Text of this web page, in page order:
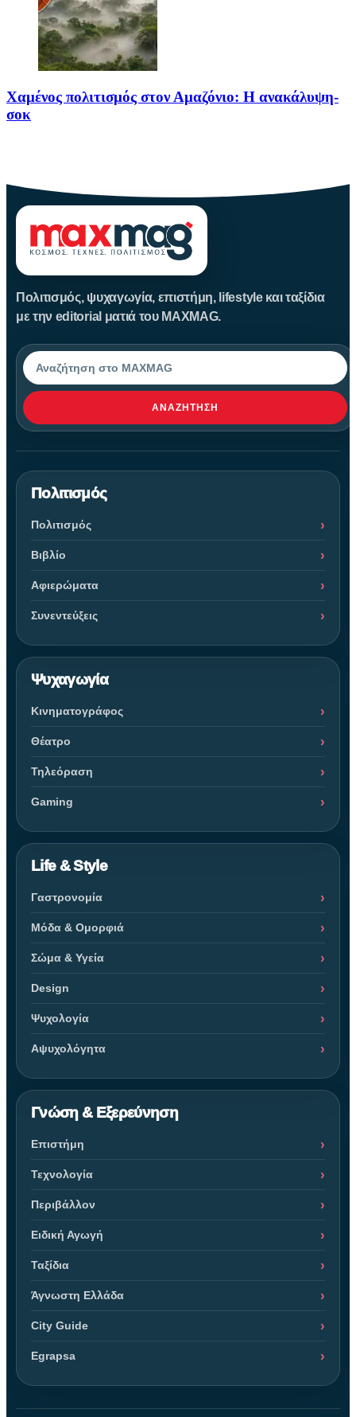
Χαμένος πολιτισμός στον Αμαζόνιο: Η ανακάλυψη-
σοκ
Πολιτισμός, ψυχαγωγία, επιστήμη, lifestyle και ταξίδια
με την editorial ματιά του MAXMAG.
Αναζήτηση
ΑΝΑΖΉΤΗΣΗ
Πολιτισμός
Πολιτισμός
Βιβλίο
Αφιερώματα
Συνεντεύξεις
Ψυχαγωγία
Κινηματογράφος
Θέατρο
Τηλεόραση
Gaming
Life & Style
Γαστρονομία
Μόδα & Ομορφιά
Σώμα & Υγεία
Design
Ψυχολογία
Αψυχολόγητα
Γνώση & Εξερεύνηση
Επιστήμη
Τεχνολογία
Περιβάλλον
Ειδική Αγωγή
Ταξίδια
Άγνωστη Ελλάδα
City Guide
Egrapsa